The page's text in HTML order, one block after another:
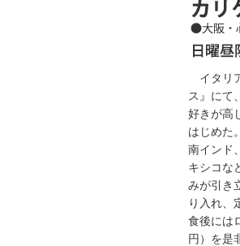
イタリ
ス』にて
好きが高
はじめた
南インド
キシコな
みが引き
り入れ、
食後には
円）を是